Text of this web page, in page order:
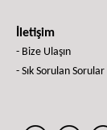
İletişim
- Bize Ulaşın
- Sık Sorulan Sorular